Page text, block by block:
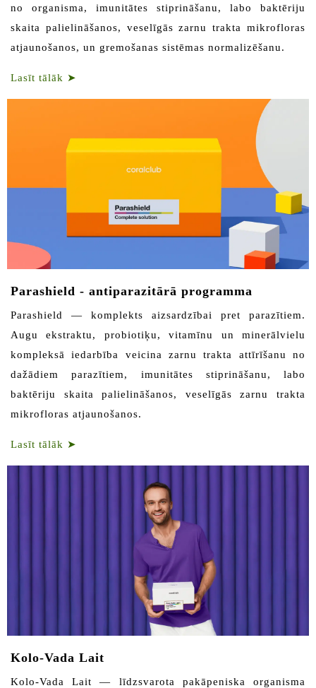
no organisma, imunitātes stiprināšanu, labo baktēriju
skaita palielināšanos, veselīgās zarnu trakta mikrofloras
atjaunošanos, un gremošanas sistēmas normalizēšanu.
Lasīt tālāk ➤
Parashield - antiparazitārā programma
Parashield — komplekts aizsardzībai pret parazītiem.
Augu ekstraktu, probiotiķu, vitamīnu un minerālvielu
kompleksā iedarbība veicina zarnu trakta attīrīšanu no
dažādiem parazītiem, imunitātes stiprināšanu, labo
baktēriju skaita palielināšanos, veselīgās zarnu trakta
mikrofloras atjaunošanos.
Lasīt tālāk ➤
Kolo-Vada Lait
Kolo-Vada Lait — līdzsvarota pakāpeniska organisma